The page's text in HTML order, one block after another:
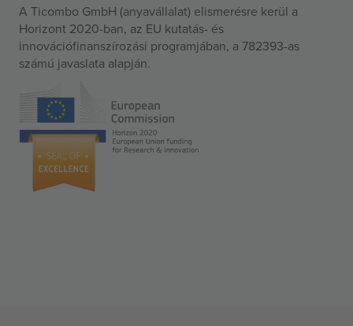
A Ticombo GmbH (anyavállalat) elismerésre kerül a
Horizont 2020-ban, az EU kutatás- és
innovációfinanszírozási programjában, a 782393-as
számú javaslata alapján.